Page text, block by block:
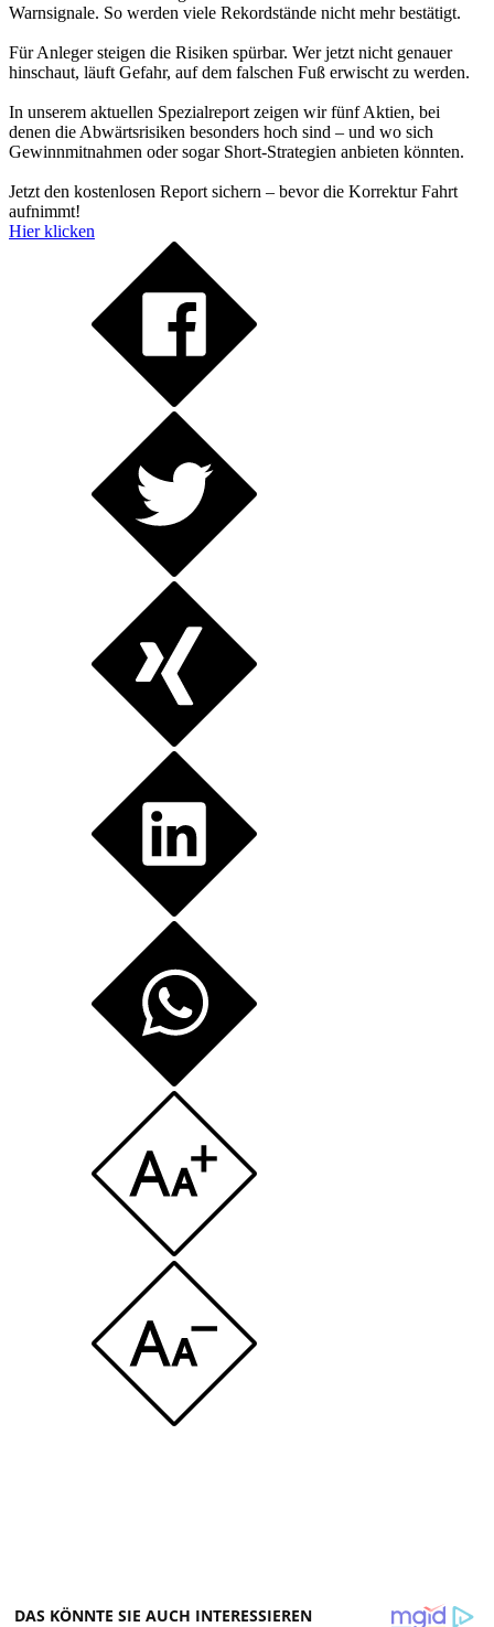
Warnsignale. So werden viele Rekordstände nicht mehr bestätigt.
Für Anleger steigen die Risiken spürbar. Wer jetzt nicht genauer
hinschaut, läuft Gefahr, auf dem falschen Fuß erwischt zu werden.
In unserem aktuellen Spezialreport zeigen wir fünf Aktien, bei
denen die Abwärtsrisiken besonders hoch sind – und wo sich
Gewinnmitnahmen oder sogar Short-Strategien anbieten könnten.
Jetzt den kostenlosen Report sichern – bevor die Korrektur Fahrt
aufnimmt!
Hier klicken